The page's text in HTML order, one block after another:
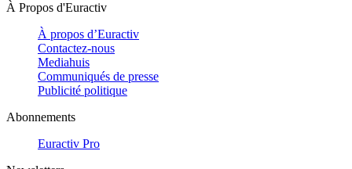
À Propos d'Euractiv
À propos d’Euractiv
Contactez-nous
Mediahuis
Communiqués de presse
Publicité politique
Abonnements
Euractiv Pro